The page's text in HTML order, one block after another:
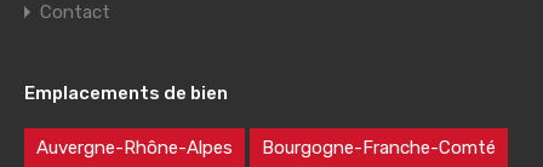
Contact
Emplacements de bien
Auvergne-Rhône-Alpes Bourgogne-Franche-Comté